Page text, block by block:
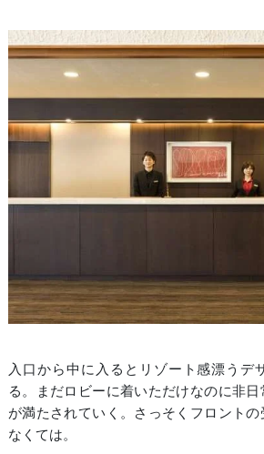
入口から中に入るとリゾート感漂うデ
る。まだロビーに着いただけなのに非
が満たされていく。さっそくフロント
なくては。